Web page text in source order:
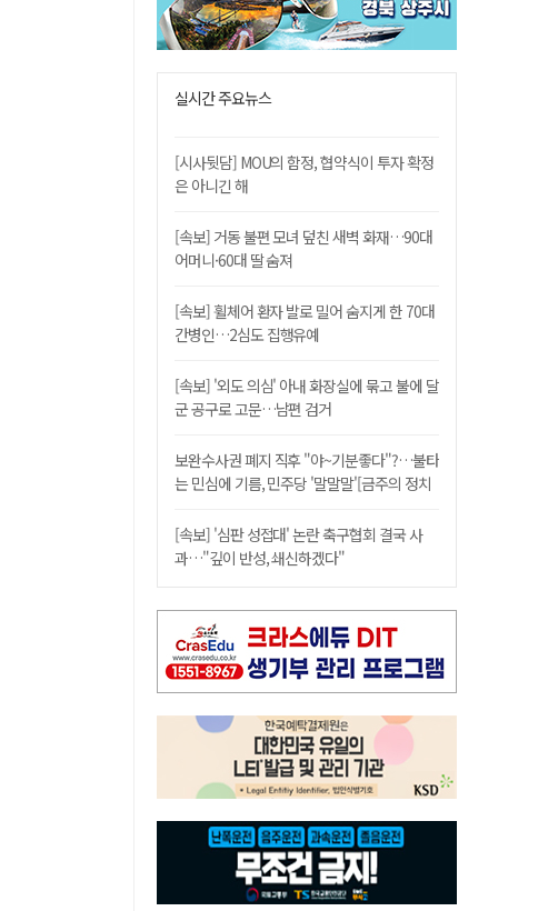
실시간 주요뉴스
[시사뒷담] MOU의 함정, 협약식이 투자 확정
은 아니긴 해
[속보] 거동 불편 모녀 덮친 새벽 화재…90대
어머니·60대 딸 숨져
[속보] 휠체어 환자 발로 밀어 숨지게 한 70대
간병인…2심도 집행유예
[속보] '외도 의심' 아내 화장실에 묶고 불에 달
군 공구로 고문…남편 검거
보완수사권 폐지 직후 "야~기분좋다"?…불타
는 민심에 기름, 민주당 '말말말'[금주의 정치
[속보] '심판 성접대' 논란 축구협회 결국 사
과…"깊이 반성, 쇄신하겠다"